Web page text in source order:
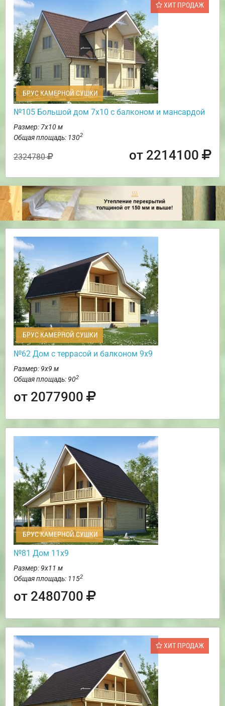
ХИТ ПРОДАЖ
БРУС КАМЕРНОЙ СУШКИ
№105 Большой дом 7х10 с балконом и мансардой
Размер: 7х10 м
Общая площадь: 1302
2324780 от 2214100
БРУС КАМЕРНОЙ СУШКИ
№62 Дом c террасой и балконом 9х9
Размер: 9х9 м
Общая площадь: 902
от 2077900
БРУС КАМЕРНОЙ СУШКИ
№81 Дом 11х9
Размер: 9х11 м
Общая площадь: 1152
от 2480700
ХИТ ПРОДАЖ